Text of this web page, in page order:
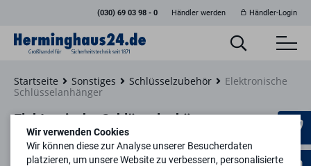
(030) 69 03 98 - 0 Händler werden Händler-Login
Startseite Sonstiges Schlüsselzubehör
Elektronische
Schlüsselanhänger
Elektronische Schlüsselanhänger
Wir verwenden Cookies
Wir können diese zur Analyse unserer Besucherdaten
platzieren, um unsere Website zu verbessern, personalisierte